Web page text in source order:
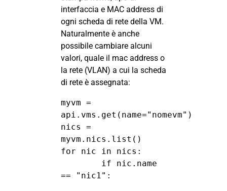
interfaccia e MAC address di
ogni scheda di rete della VM.
Naturalmente è anche
possibile cambiare alcuni
valori, quale il mac address o
la rete (VLAN) a cui la scheda
di rete è assegnata:
myvm =
api.vms.get(name="nomevm")
nics =
myvm.nics.list()
for nic in nics:
== "nic1":